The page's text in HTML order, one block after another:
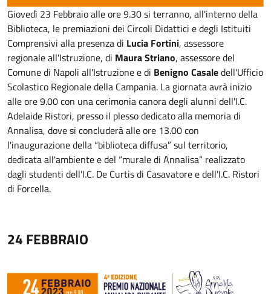
Giovedì 23 Febbraio alle ore 9.30 si terranno, all'interno della
Biblioteca, le premiazioni dei Circoli Didattici e degli Istituiti
Comprensivi alla presenza di Lucia Fortini, assessore
regionale all'Istruzione, di Maura Striano, assessore del
Comune di Napoli all'Istruzione e di Benigno Casaledell'Ufficio
Scolastico Regionale della Campania. La giornata avrà inizio
alle ore 9.00 con una cerimonia canora degli alunni dell'I.C.
Adelaide Ristori, presso il plesso dedicato alla memoria di
Annalisa, dove si concluderà alle ore 13.00 con
l'inaugurazione della “biblioteca diffusa” sul territorio,
dedicata all'ambiente e del “murale di Annalisa” realizzato
dagli studenti dell'I.C. De Curtis di Casavatore e dell'I.C. Ristori
di Forcella.
24 FEBBRAIO